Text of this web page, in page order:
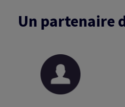
Un partenaire